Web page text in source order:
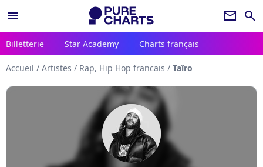
menu newsletter search
Billetterie Star Academy Charts français
Accueil / Artistes / Rap, Hip Hop francais / Taïro